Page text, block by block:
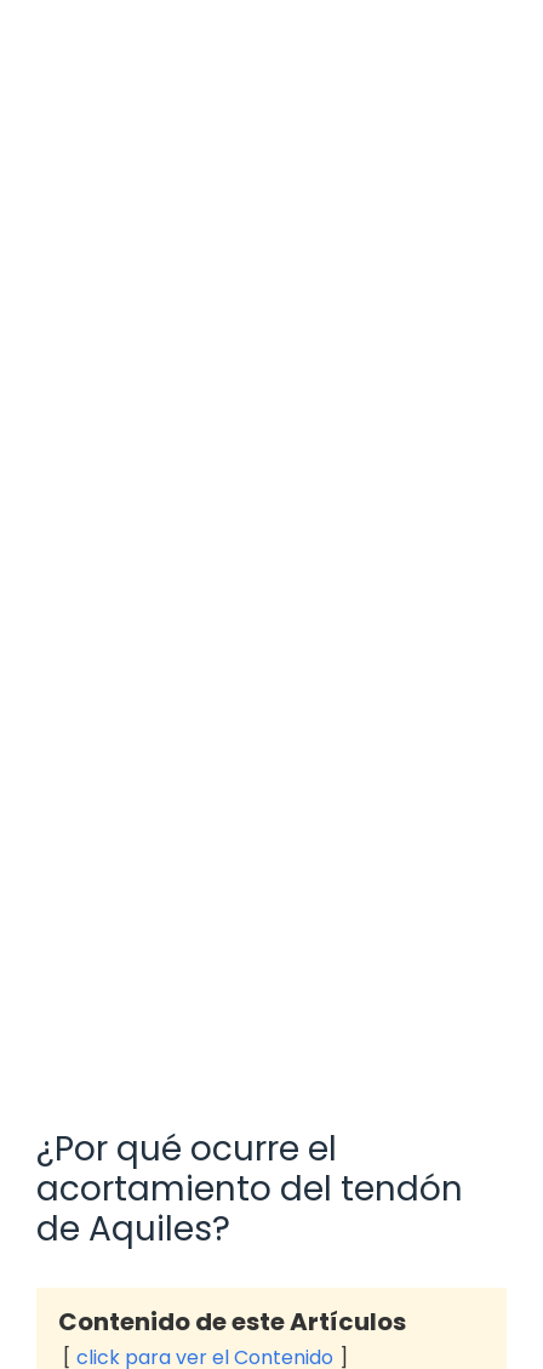
¿Por qué ocurre el
acortamiento del tendón
de Aquiles?
Contenido de este Artículos
click para ver el Contenido